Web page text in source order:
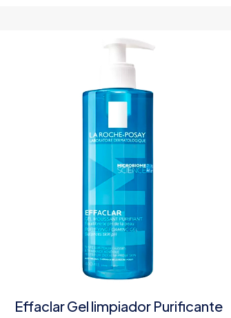
Effaclar Gel limpiador Purificante